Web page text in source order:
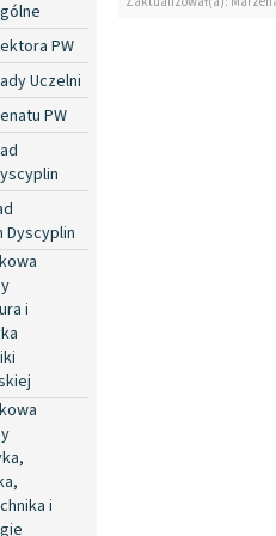
PW
Uczelni
PW
Dyscyplin
i
i